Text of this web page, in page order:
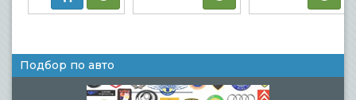
Подбор по авто